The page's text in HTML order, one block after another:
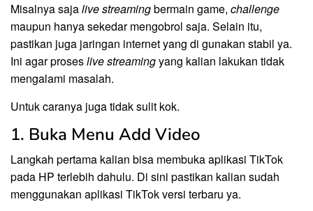
Misalnya sajalive streamingbermain game, challenge
maupun hanya sekedar mengobrol saja. Selain itu,
pastikan juga jaringan internet yang di gunakan stabil ya.
Ini agar proseslive streamingyang kalian lakukan tidak
mengalami masalah.
Untuk caranya juga tidak sulit kok.
1. Buka Menu Add Video
Langkah pertama kalian bisa membuka aplikasi TikTok
pada HP terlebih dahulu. Di sini pastikan kalian sudah
menggunakan aplikasi TikTok versi terbaru ya.